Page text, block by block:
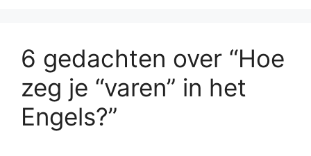
6 gedachten over “Hoe
zeg je “varen” in het
Engels?”